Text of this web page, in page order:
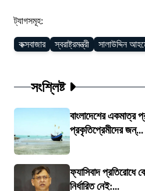
ট্যাগসমূহ:
কক্সবাজার স্বরাষ্ট্রমন্ত্রী সালাউদ্দিন
সংশ্লিষ্ট
বাংলাদেশের একমাত্র
প্রকৃতিপ্রেমীদের জন্...
ফ্যাসিবাদ প্রতিরোধে
নির্ধারিত নেই:...